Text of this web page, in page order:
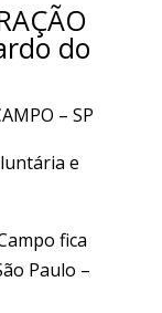
do
– SP
e
fica
Paulo –